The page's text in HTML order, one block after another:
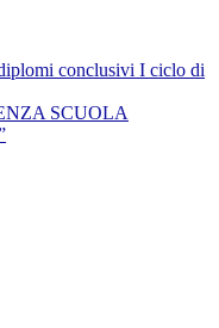
conclusivi I ciclo di
SCUOLA